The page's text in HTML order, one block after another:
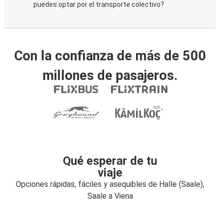
puedes optar por el transporte colectivo?
Con la confianza de más de 500
millones de pasajeros.
Qué esperar de tu
viaje
Opciones rápidas, fáciles y asequibles de Halle (Saale),
Saale a Viena